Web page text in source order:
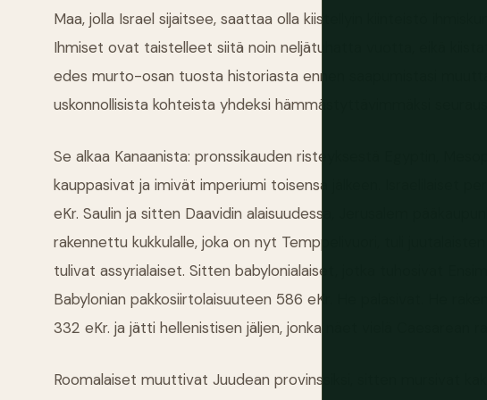
Maa, jolla Israel sijaitsee, saattaa olla kiistellyin kiinteistö
Ihmiset ovat taistelleet siitä noin neljätuhatta vuotta, eikä
edes murto-osan tuosta historiasta ennen saapumistasi
uskonnollisista kohteista yhdeksi hämmästyttävimmäksi
Se alkaa Kanaanista: pronssikauden risteyksestä Egyptin,
kauppasivat ja imivät imperiumi toisensa jälkeen. Israelilaiset
eKr. Saulin ja sitten Daavidin alaisuudessa, Jerusalem
rakennettu kukkulalle, joka on nyt Temppelivuori, tuli
tulivat assyrialaiset. Sitten babylonialaiset, jotka tuhosivat
Babylonian pakkosiirtolaisuuteen 586 eKr. He palasivat. He
332 eKr. ja jätti hellenistisen jäljen, jonka näet vielä Caesarean
Roomalaiset muuttivat Juudean provinssiksi, sitten mursivat